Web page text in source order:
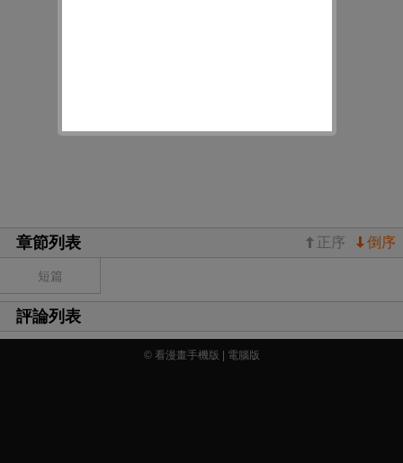
章節列表 倒序
正序
短篇
評論列表
© 看漫畫手機版 | 電腦版